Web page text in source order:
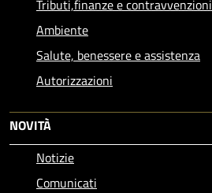
Tributi,finanze e contravvenzioni
Ambiente
Salute, benessere e assistenza
Autorizzazioni
NOVITÀ
Notizie
Comunicati